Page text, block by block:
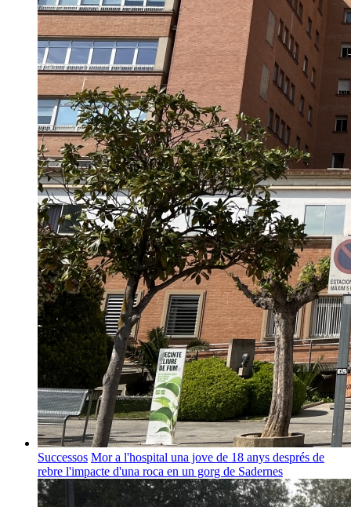
Successos Mor a l'hospital una jove de 18 anys després de
rebre l'impacte d'una roca en un gorg de Sadernes